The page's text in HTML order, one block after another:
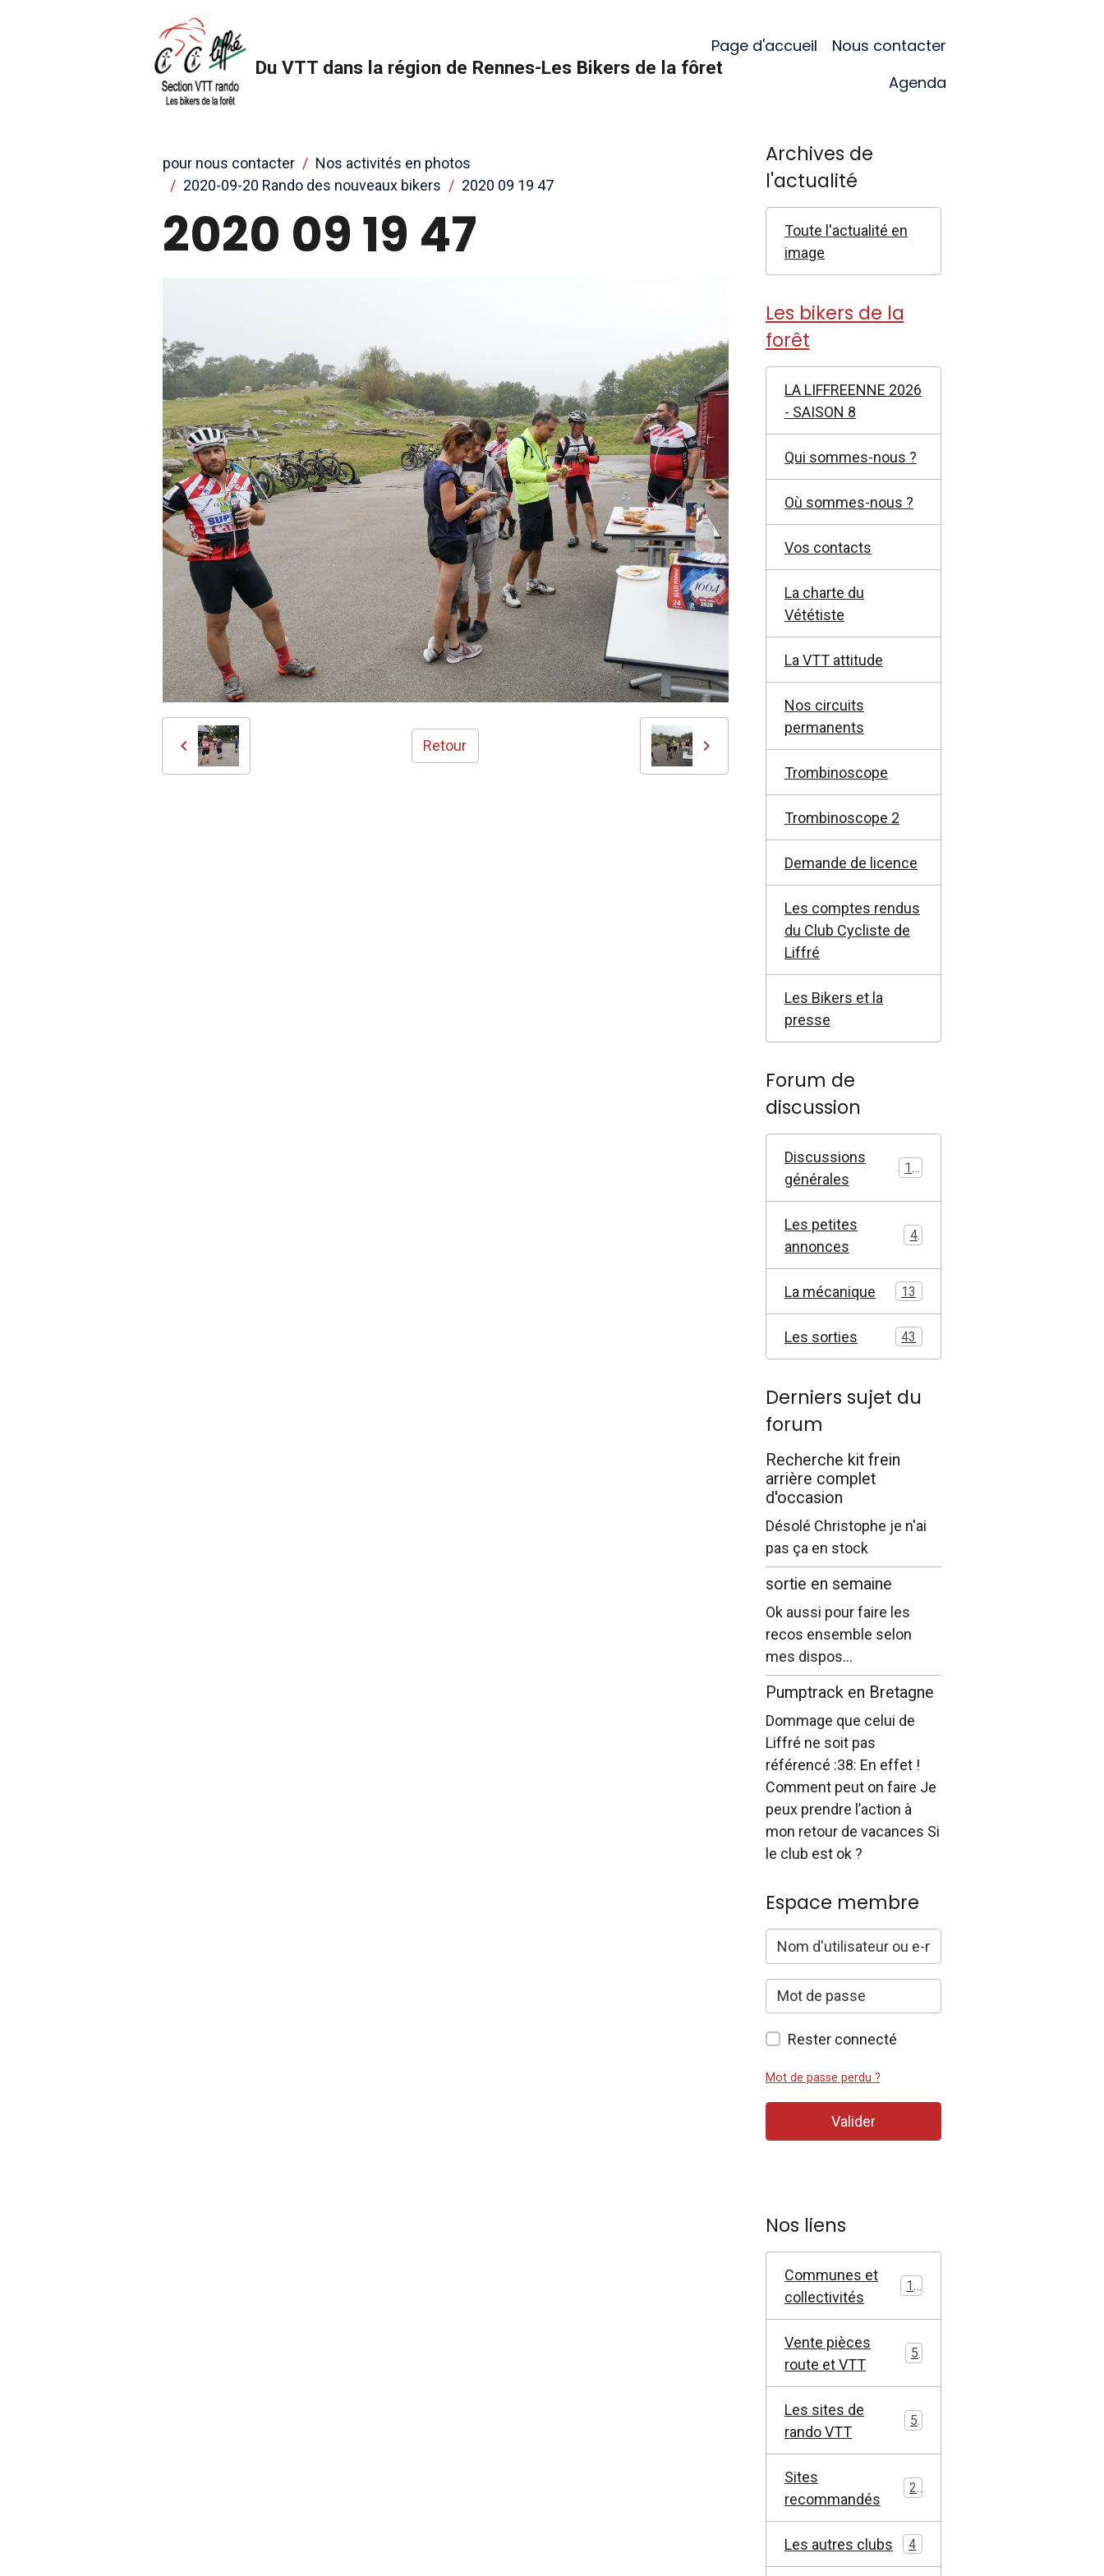
Du VTT dans la région de Rennes-Les Bikers de la fôret
Page d'accueil
Nous contacter
Agenda
pour nous contacter
Nos activités en photos
2020-09-20 Rando des nouveaux bikers
2020 09 19 47
2020 09 19 47
Retour
Archives de
l'actualité
Toute l'actualité en
image
Les bikers de la
forêt
LA LIFFREENNE 2026
- SAISON 8
Qui sommes-nous ?
Où sommes-nous ?
Vos contacts
La charte du
Vététiste
La VTT attitude
Nos circuits
permanents
Trombinoscope
Trombinoscope 2
Demande de licence
Les comptes rendus
du Club Cycliste de
Liffré
Les Bikers et la
presse
Forum de
discussion
Discussions
générales
17
Les petites
annonces
4
La mécanique 13
Les sorties 43
Derniers sujet du
forum
Recherche kit frein
arrière complet
d'occasion
Désolé Christophe je n'ai
pas ça en stock
sortie en semaine
Ok aussi pour faire les
recos ensemble selon
mes dispos...
Pumptrack en Bretagne
Dommage que celui de
Liffré ne soit pas
référencé :38: En effet !
Comment peut on faire Je
peux prendre l’action à
mon retour de vacances Si
le club est ok ?
Espace membre
Rester connecté
Mot de passe perdu ?
Valider
Nos liens
Communes et
collectivités
11
Vente pièces
route et VTT
5
Les sites de
rando VTT
5
Sites
recommandés
2
Les autres clubs 4